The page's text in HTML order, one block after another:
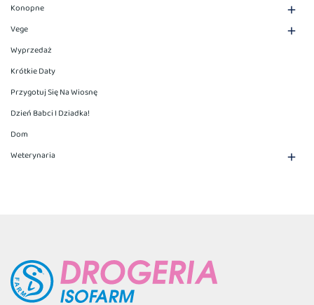
Konopne 
Vege 
Wyprzedaż
Krótkie Daty
Przygotuj Się Na Wiosnę
Dzień Babci I Dziadka!
Dom
Weterynaria
